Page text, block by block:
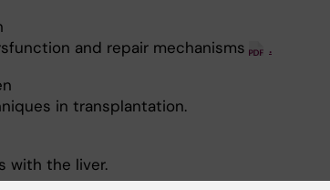
and repair mechanisms
.
in transplantation.
with the liver.